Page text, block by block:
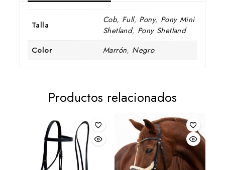
Talla Cob, Full, Pony, Pony Mini
Shetland, Pony Shetland
Color
Marrón, Negro
Productos relacionados